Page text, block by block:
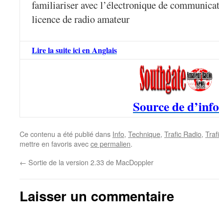
familiariser avec l’électronique de
licence de radio amateur
Lire la suite ici en Anglais
Source de d’info
Ce contenu a été publié dans Info, Technique, Trafic Radio,
mettre en favoris avecce permalien.
← Sortie de la version 2.33 de MacDoppler
Laisser un commentaire